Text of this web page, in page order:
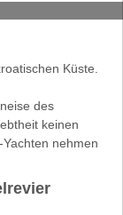
Küste.
des
keinen
nehmen